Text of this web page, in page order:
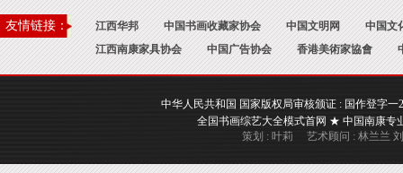
友情链接： 江西华邦 中国书画收藏家协会 中国文明网
中国文
江西南康家具协会
中国广告协会 香港美術家協會
中华人民共和国 国家版权局审核颁证 : 国作登字
全国书画综艺大全模式首网 ★ 中国南康
策划 : 叶莉 艺术顾问 : 林兰兰